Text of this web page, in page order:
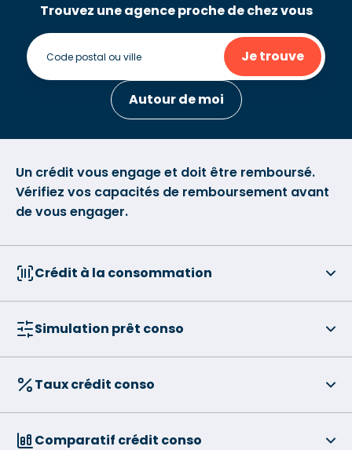
Trouvez une agence proche de chez vous
Je trouve
Autour de moi
Un crédit vous engage et doit être remboursé.
Vérifiez vos capacités de remboursement avant
de vous engager.
Crédit à la consommation
Simulation prêt conso
Taux crédit conso
Comparatif crédit conso